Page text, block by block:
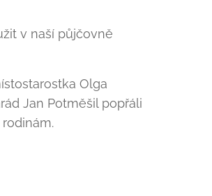
v naší půjčovně
Olga
Jan Potměšil popřáli